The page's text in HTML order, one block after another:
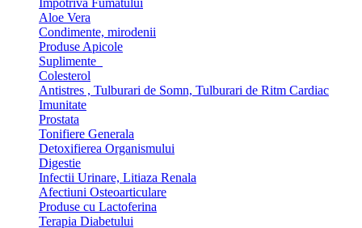
Impotriva Fumatului
Aloe Vera
Condimente, mirodenii
Produse Apicole
Suplimente
Colesterol
Antistres , Tulburari de Somn, Tulburari de Ritm Cardiac
Imunitate
Prostata
Tonifiere Generala
Detoxifierea Organismului
Digestie
Infectii Urinare, Litiaza Renala
Afectiuni Osteoarticulare
Produse cu Lactoferina
Terapia Diabetului